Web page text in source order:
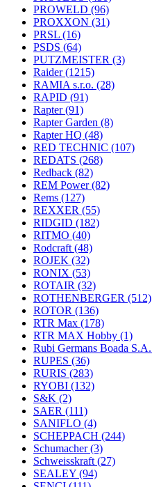
PROWELD (96)
PROXXON (31)
PRSL (16)
PSDS (64)
PUTZMEISTER (3)
Raider(1215)
RAMIA s.r.o. (28)
RAPID (91)
Rapter(91)
Rapter Garden (8)
Rapter HQ (48)
RED TECHNIC (107)
REDATS (268)
Redback (82)
REM Power(82)
Rems (127)
REXXER (55)
RIDGID (182)
RITMO (40)
Rodcraft (48)
ROJEK (32)
RONIX (53)
ROTAIR (32)
ROTHENBERGER (512)
ROTOR (136)
RTR Max (178)
RTR MAX Hobby (1)
Rubi Germans Boada S.A.
RUPES (36)
RURIS (283)
RYOBI (132)
S&K (2)
SAER (111)
SANIFLO (4)
SCHEPPACH (244)
Schumacher(3)
Schweisskraft (27)
SEALEY (94)